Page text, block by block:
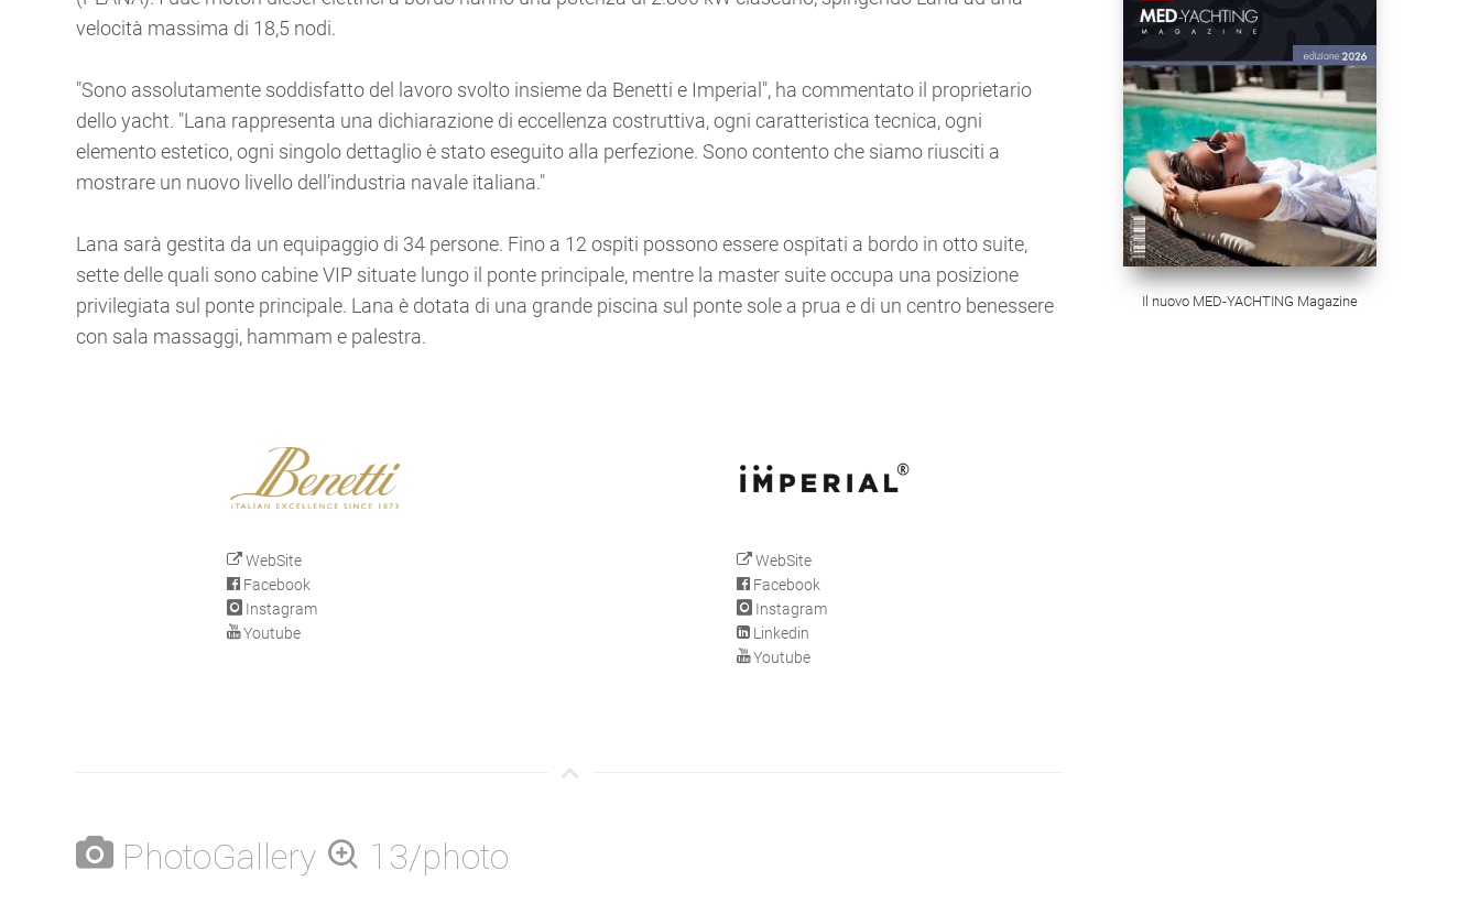
velocità massima di 18,5 nodi.
"Sono assolutamente soddisfatto del lavoro svolto insieme da Benetti e Imperial", ha commentato il proprietario
dello yacht. "Lana rappresenta una dichiarazione di eccellenza costruttiva, ogni caratteristica tecnica, ogni
elemento estetico, ogni singolo dettaglio è stato eseguito alla perfezione. Sono contento che siamo riusciti a
mostrare un nuovo livello dell’industria navale italiana."
Lana sarà gestita da un equipaggio di 34 persone. Fino a 12 ospiti possono essere ospitati a bordo in otto suite,
sette delle quali sono cabine VIP situate lungo il ponte principale, mentre la master suite occupa una posizione
privilegiata sul ponte principale. Lana è dotata di una grande piscina sul ponte sole a prua e di un centro benessere
con sala massaggi, hammam e palestra.
WebSite
Facebook
Instagram
Youtube
WebSite
Facebook
Instagram
Linkedin
Youtube
PhotoGallery 13/photo
Il nuovo MED-YACHTING Magazine